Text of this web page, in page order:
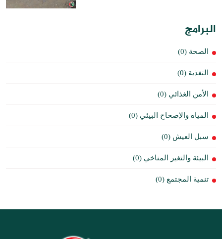
البرامج
الصحة (0)
التغذية (0)
الأمن الغذائي (0)
المياه والإصحاح البيئي (0)
سبل العيش (0)
البيئة والتغير المناخي (0)
تنمية المجتمع (0)